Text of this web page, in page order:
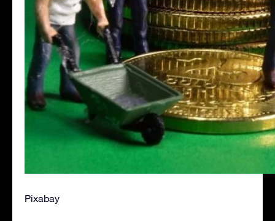
Pixabay